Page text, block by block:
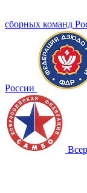
сборных команд
России